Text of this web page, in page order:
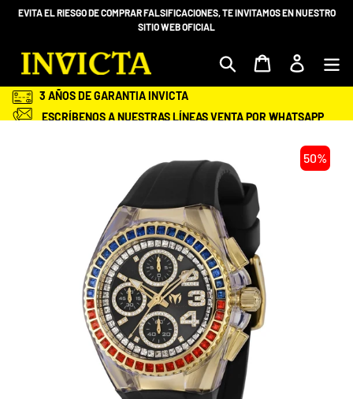
contenido
EVITA EL RIESGO DE COMPRAR FALSIFICACIONES, TE INVITAMOS EN NUESTRO
SITIO WEB OFICIAL
Mi bolsa Ingresar
3 AÑOS DE GARANTIA INVICTA
ESCRÍBENOS A NUESTRAS LÍNEAS VENTA POR WHATSAPP
SEGURIDAD EN TU COMPRA
ENTREGA EN TU DOMICILIO
50%